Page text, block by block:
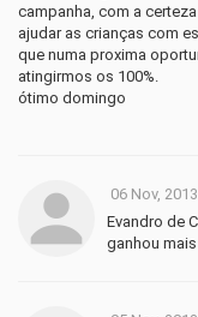
campanha, com a
ajudar as crianças com
que numa proxima
atingirmos os
ótimo domingo
06 Nov,
Evandro de
ganhou